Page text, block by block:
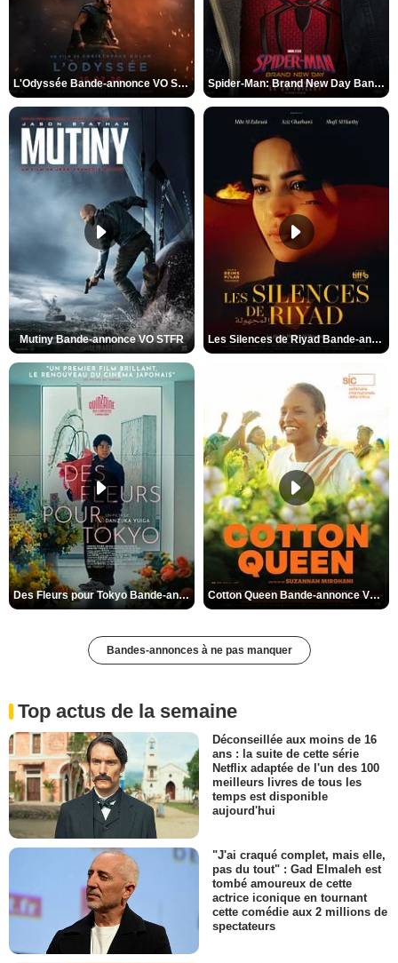
L'Odyssée Bande-annonce VO STFR Spider-Man: Brand New Day Bande-annonce VO STFR
Mutiny Bande-annonce VO STFR Les Silences de Riyad Bande-annonce VO STFR
Des Fleurs pour Tokyo Bande-annonce VO STFR Cotton Queen Bande-annonce VO STFR
Bandes-annonces à ne pas manquer
Top actus de la semaine
Déconseillée aux moins de 16
ans : la suite de cette série
Netflix adaptée de l'un des 100
meilleurs livres de tous les
temps est disponible
aujourd'hui
"J'ai craqué complet, mais elle,
pas du tout" : Gad Elmaleh est
tombé amoureux de cette
actrice iconique en tournant
cette comédie aux 2 millions de
spectateurs